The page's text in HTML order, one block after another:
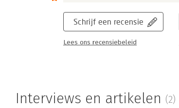
Schrijf een recensie
Lees ons recensiebeleid
Interviews en artikelen (2)